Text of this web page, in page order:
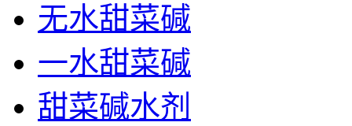
无水甜菜碱
一水甜菜碱
甜菜碱水剂